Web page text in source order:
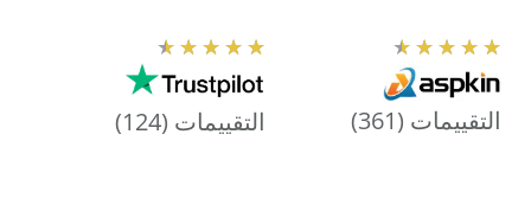
★
★
★
★
★
التقييمات (361)
★
★
★
★
★
ي
ي
التقييمات (124)